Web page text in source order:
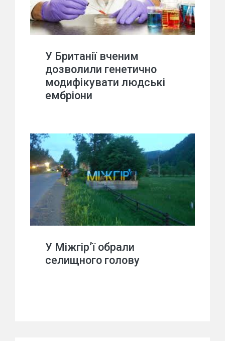
У Британії вченим
дозволили генетично
модифікувати людські
ембріони
У Міжгір’ї обрали
селищного голову